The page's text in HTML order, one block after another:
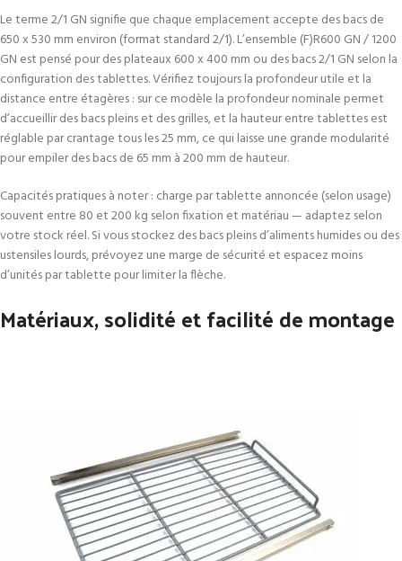
Le terme 2/1 GN signifie que chaque emplacement accepte des bacs de
650 x 530 mm environ (format standard 2/1). L’ensemble (F)R600 GN / 1200
GN est pensé pour des plateaux 600 x 400 mm ou des bacs 2/1 GN selon la
configuration des tablettes. Vérifiez toujours la profondeur utile et la
distance entre étagères : sur ce modèle la profondeur nominale permet
d’accueillir des bacs pleins et des grilles, et la hauteur entre tablettes est
réglable par crantage tous les 25 mm, ce qui laisse une grande modularité
pour empiler des bacs de 65 mm à 200 mm de hauteur.
Capacités pratiques à noter : charge par tablette annoncée (selon usage)
souvent entre 80 et 200 kg selon fixation et matériau — adaptez selon
votre stock réel. Si vous stockez des bacs pleins d’aliments humides ou des
ustensiles lourds, prévoyez une marge de sécurité et espacez moins
d’unités par tablette pour limiter la flèche.
Matériaux, solidité et facilité de montage